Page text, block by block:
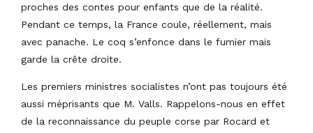
proches des contes pour enfants que de la réalité.
Pendant ce temps, la France coule, réellement, mais
avec panache. Le coq s’enfonce dans le fumier mais
garde la crête droite.
Les premiers ministres socialistes n’ont pas toujours été
aussi méprisants que M. Valls. Rappelons-nous en effet
de la reconnaissance du peuple corse par Rocard et